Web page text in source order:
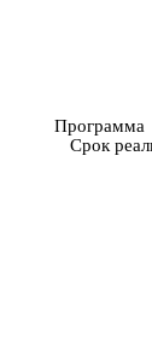
Программа